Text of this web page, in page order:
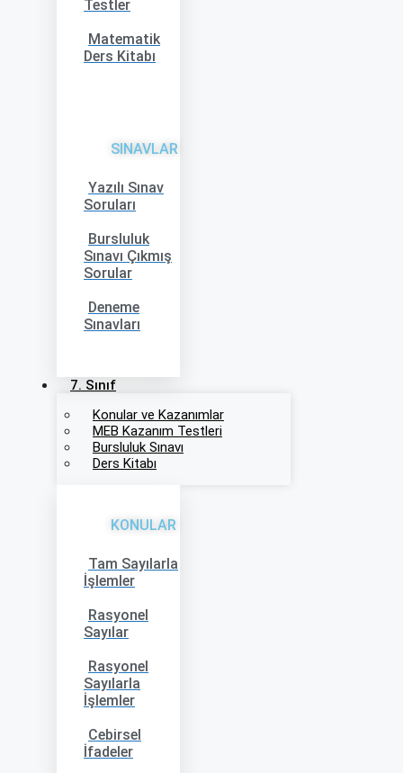
Testler
Matematik
Ders Kitabı
SINAVLAR
Yazılı Sınav
Soruları
Bursluluk
Sınavı Çıkmış
Sorular
Deneme
Sınavları
7. Sınıf
Konular ve Kazanımlar
MEB Kazanım Testleri
Bursluluk Sınavı
Ders Kitabı
KONULAR
Tam Sayılarla
İşlemler
Rasyonel
Sayılar
Rasyonel
Sayılarla
İşlemler
Cebirsel
İfadeler